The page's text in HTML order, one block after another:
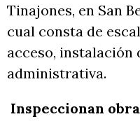
Tinajones, en San
cual consta de
acceso, instalación
administrativa.
Inspeccionan